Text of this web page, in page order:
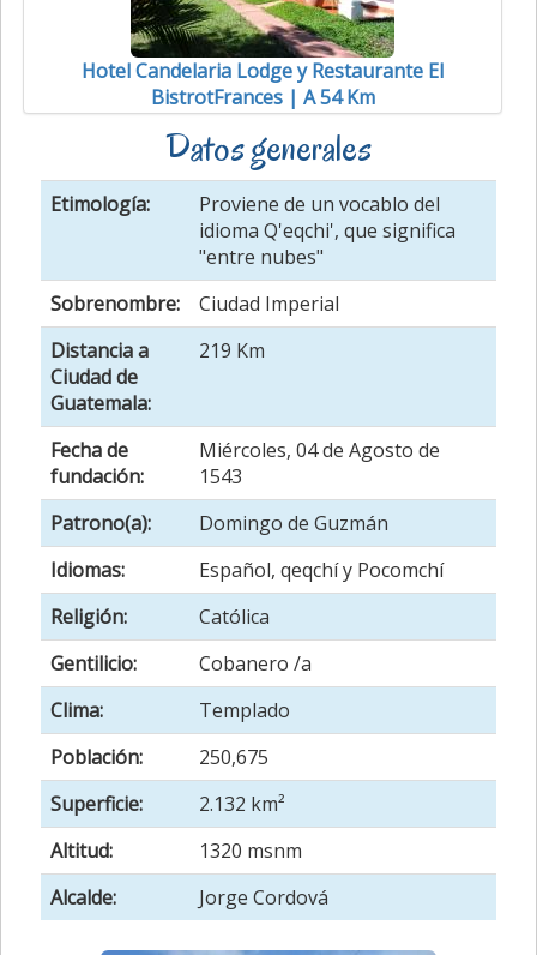
Hotel Candelaria Lodge y Restaurante El
BistrotFrances | A 54 Km
Datos generales
Etimología:
Proviene de un vocablo del
idioma Q'eqchi', que significa
"entre nubes"
Sobrenombre:
Ciudad Imperial
Distancia a
Ciudad de
Guatemala:
219 Km
Fecha de
fundación:
Miércoles, 04 de Agosto de
1543
Patrono(a):
Domingo de Guzmán
Idiomas:
Español, qeqchí y Pocomchí
Religión:
Católica
Gentilicio:
Cobanero /a
Clima:
Templado
Población:
250,675
Superficie:
2.132 km²
Altitud:
1320 msnm
Alcalde:
Jorge Cordová